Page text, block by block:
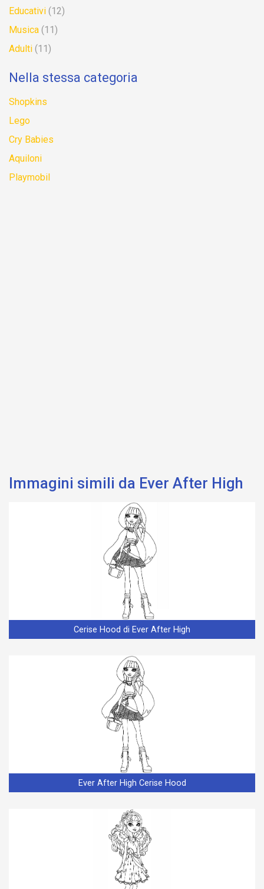
Educativi (12)
Musica (11)
Adulti (11)
Nella stessa categoria
Shopkins
Lego
Cry Babies
Aquiloni
Playmobil
Immagini simili da Ever After High
Cerise Hood di Ever After High
Ever After High Cerise Hood